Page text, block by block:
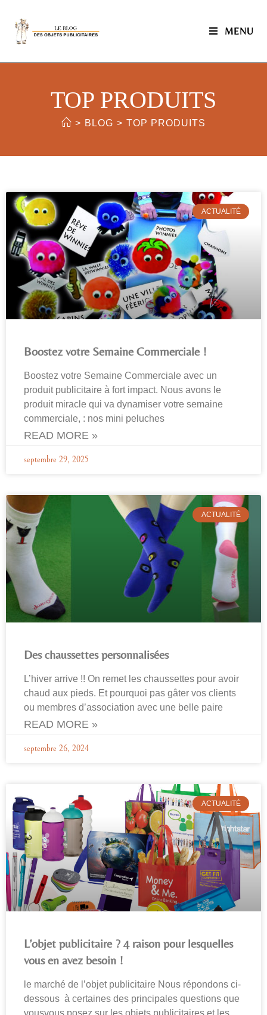
MENU
TOP PRODUITS
> BLOG > TOP PRODUITS
ACTUALITÉ
Boostez votre Semaine Commerciale !
Boostez votre Semaine Commerciale avec un
produit publicitaire à fort impact. Nous avons le
produit miracle qui va dynamiser votre semaine
commerciale, : nos mini peluches
READ MORE »
septembre 29, 2025
ACTUALITÉ
Des chaussettes personnalisées
L’hiver arrive !! On remet les chaussettes pour avoir
chaud aux pieds. Et pourquoi pas gâter vos clients
ou membres d’association avec une belle paire
READ MORE »
septembre 26, 2024
ACTUALITÉ
L’objet publicitaire ? 4 raison pour lesquelles
vous en avez besoin !
le marché de l’objet publicitaire Nous répondons ci-
dessous à certaines des principales questions que
vousvous posez sur les objets publicitaires et les